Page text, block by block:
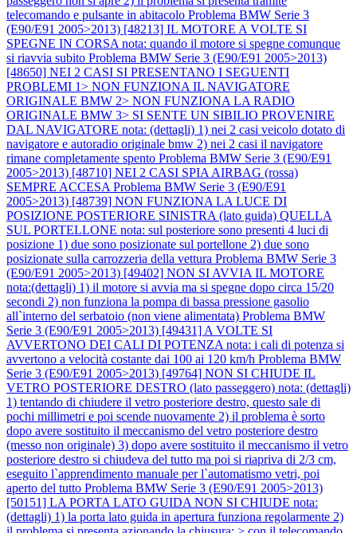
telecomando e pulsante in abitacolo Problema BMW Serie 3
(E90/E91 2005>2013) [48213] IL MOTORE A VOLTE SI
SPEGNE IN CORSA nota: quando il motore si spegne comunque
si riavvia subito Problema BMW Serie 3 (E90/E91 2005>2013)
[48650] NEI 2 CASI SI PRESENTANO I SEGUENTI
PROBLEMI 1> NON FUNZIONA IL NAVIGATORE
ORIGINALE BMW 2> NON FUNZIONA LA RADIO
ORIGINALE BMW 3> SI SENTE UN SIBILIO PROVENIRE
DAL NAVIGATORE nota: (dettagli) 1) nei 2 casi veicolo dotato di
navigatore e autoradio originale bmw 2) nei 2 casi il navigatore
rimane completamente spento Problema BMW Serie 3 (E90/E91
2005>2013) [48710] NEI 2 CASI SPIA AIRBAG (rossa)
SEMPRE ACCESA Problema BMW Serie 3 (E90/E91
2005>2013) [48739] NON FUNZIONA LA LUCE DI
POSIZIONE POSTERIORE SINISTRA (lato guida) QUELLA
SUL PORTELLONE nota: sul posteriore sono presenti 4 luci di
posizione 1) due sono posizionate sul portellone 2) due sono
posizionate sulla carrozzeria della vettura Problema BMW Serie 3
(E90/E91 2005>2013) [49402] NON SI AVVIA IL MOTORE
nota:(dettagli) 1) il motore si avvia ma si spegne dopo circa 15/20
secondi 2) non funziona la pompa di bassa pressione gasolio
all`interno del serbatoio (non viene alimentata) Problema BMW
Serie 3 (E90/E91 2005>2013) [49431] A VOLTE SI
AVVERTONO DEI CALI DI POTENZA nota: i cali di potenza si
avvertono a velocità costante dai 100 ai 120 km/h Problema BMW
Serie 3 (E90/E91 2005>2013) [49764] NON SI CHIUDE IL
VETRO POSTERIORE DESTRO (lato passeggero) nota: (dettagli)
1) tentando di chiudere il vetro posteriore destro, questo sale di
pochi millimetri e poi scende nuovamente 2) il problema è sorto
dopo avere sostituito il meccanismo del vetro posteriore destro
(messo non originale) 3) dopo avere sostituito il meccanismo il vetro
posteriore destro si chiudeva del tutto ma poi si riapriva di 2/3 cm,
eseguito l`apprendimento manuale per l`automatismo vetri, poi
aperto del tutto Problema BMW Serie 3 (E90/E91 2005>2013)
[50151] LA PORTA LATO GUIDA NON SI CHIUDE nota:
(dettagli) 1) la porta lato guida in apertura funziona regolarmente 2)